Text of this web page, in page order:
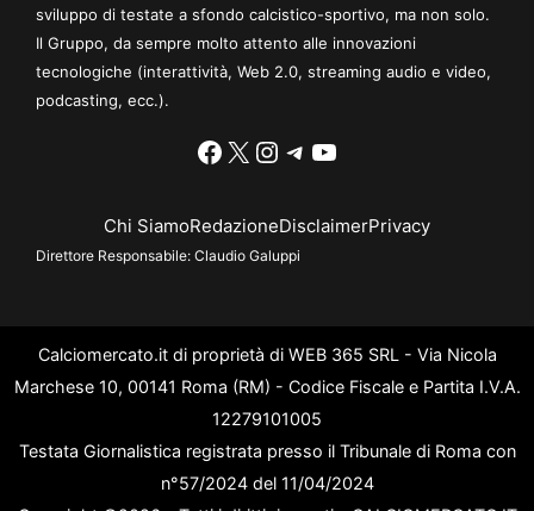
sviluppo di testate a sfondo calcistico-sportivo, ma non solo.
Il Gruppo, da sempre molto attento alle innovazioni
tecnologiche (interattività, Web 2.0, streaming audio e video,
podcasting, ecc.).
Facebook
X Instagram
Telegram
YouTube
Chi SiamoRedazioneDisclaimerPrivacy
Direttore Responsabile: Claudio Galuppi
Calciomercato.it di proprietà di WEB 365 SRL - Via Nicola
Marchese 10, 00141 Roma (RM) - Codice Fiscale e Partita I.V.A.
12279101005
Testata Giornalistica registrata presso il Tribunale di Roma con
n°57/2024 del 11/04/2024